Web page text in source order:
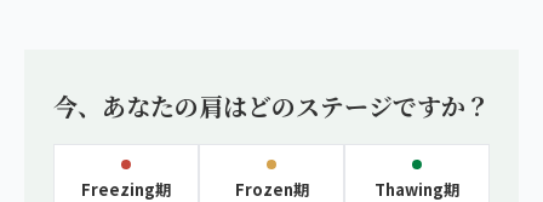
今、あなたの肩はどのステージですか？
Freezing期 Frozen期 Thawing期